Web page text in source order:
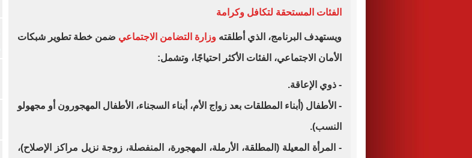
الفئات المستحقة لتكافل وكرامة
ويستهدف البرنامج، الذي أطلقته وزارة التضامن الاجتماعي ضمن خطة تطوير شبكات
الأمان الاجتماعي، الفئات الأكثر احتياجًا، وتشمل:
- ذوي الإعاقة.
- الأطفال (أبناء المطلقات بعد زواج الأم، أبناء السجناء، الأطفال المهجورون أو مجهولو
النسب).
- المرأة المعيلة (المطلقة، الأرملة، المهجورة، المنفصلة، زوجة نزيل مراكز الإصلاح)،